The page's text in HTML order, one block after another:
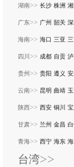
湖南>> 长沙 株洲
广东>> 广州 韶关
海南>> 海口 三亚
四川 >> 成都 自贡
贵州 >> 贵阳 遵义
云南>> 昆明 曲靖
陕西>> 西安 铜川
甘肃>> 兰州 金昌
青海>> 西宁 海东
台湾>>